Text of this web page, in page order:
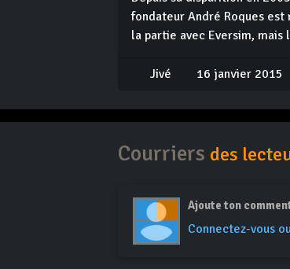
fondateur André Roques est
la partie avec Eversim, mais
Jivé 16 janvier 2015
Courriers des
Ajoute ton
Connectez-vous